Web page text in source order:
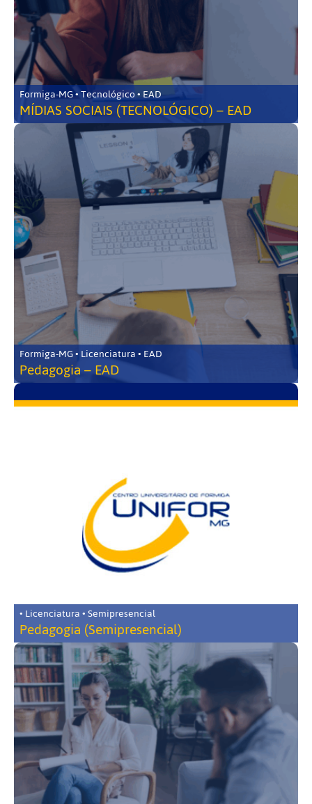
Formiga-MG • Tecnológico • EAD
MÍDIAS SOCIAIS (TECNOLÓGICO) – EAD
Formiga-MG • Licenciatura • EAD
Pedagogia – EAD
• Licenciatura • Semipresencial
Pedagogia (Semipresencial)